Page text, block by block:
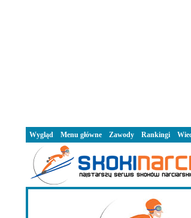
Wygląd Menu główne Zawody Rankingi